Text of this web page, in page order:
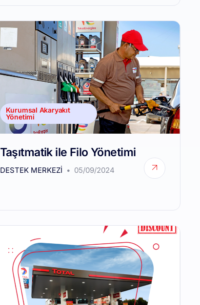
Kurumsal Akaryakıt
Yönetimi
Taşıtmatik ile Filo Yönetimi
DESTEK MERKEZI 05/09/2024